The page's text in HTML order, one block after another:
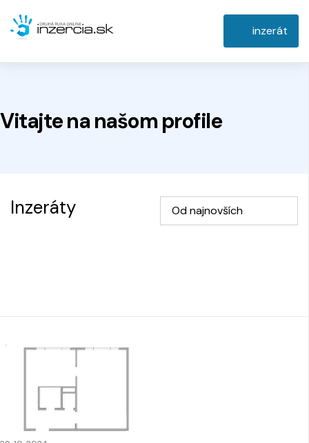
inzerát
Vitajte na našom profile
Inzeráty Od najnovších